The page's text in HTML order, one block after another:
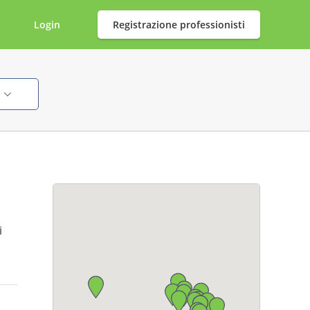
Login Registrazione professionisti